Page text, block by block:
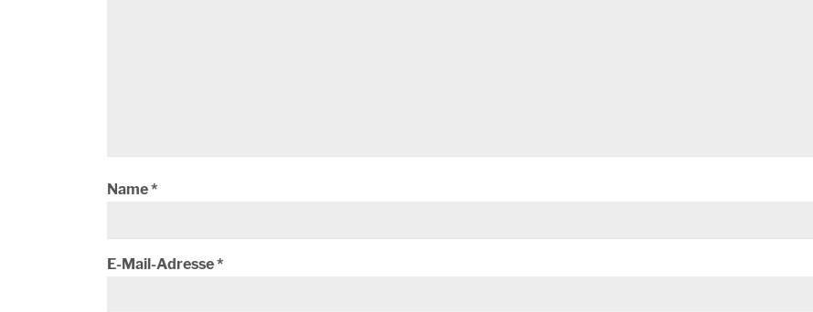
Name*
E-Mail-Adresse*